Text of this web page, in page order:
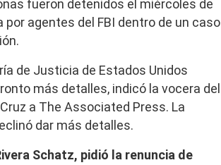
fueron detenidos el miércoles de
por agentes del FBI dentro de un caso
de Justicia de Estados Unidos
más detalles, indicó la vocera del
a The Associated Press. La
dar más detalles.
Schatz, pidió la renuncia de